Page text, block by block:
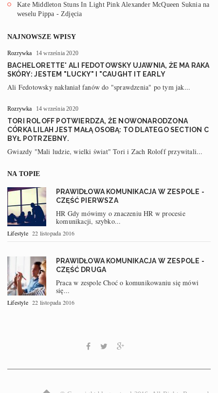
Kate Middleton Stuns In Light Pink Alexander McQueen Suknia na
weselu Pippa - Zdjęcia
NAJNOWSZE WPISY
Rozrywka 14 września 2020
BACHELORETTE' ALI FEDOTOWSKY UJAWNIA, ŻE MA RAKA
SKÓRY: JESTEM "LUCKY" I "CAUGHT IT EARLY
Ali Fedotowsky nakłaniał fanów do "sprawdzenia" po tym jak...
Rozrywka 14 września 2020
TORI ROLOFF POTWIERDZA, ŻE NOWONARODZONA
CÓRKA LILAH JEST MAŁĄ OSOBĄ: TO DLATEGO SECTION C
BYŁ POTRZEBNY.
Gwiazdy "Mali ludzie, wielki świat" Tori i Zach Roloff przywitali...
NA TOPIE
PRAWIDŁOWA KOMUNIKACJA W ZESPOLE -
CZĘŚĆ PIERWSZA
HR Gdy mówimy o znaczeniu HR w procesie
komunikacji, szybko...
Lifestyle 22 listopada 2016
PRAWIDŁOWA KOMUNIKACJA W ZESPOLE -
CZĘŚĆ DRUGA
Praca w zespole Choć o komunikowaniu się mówi
się...
Lifestyle 22 listopada 2016